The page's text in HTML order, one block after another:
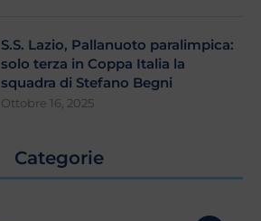
S.S. Lazio, Pallanuoto paralimpica:
solo terza in Coppa Italia la
squadra di Stefano Begni
Ottobre 16, 2025
Categorie